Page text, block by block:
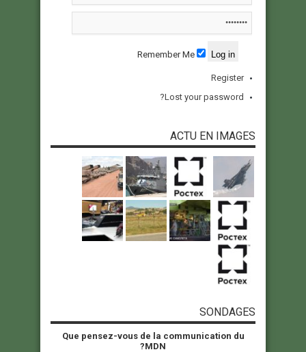
Register
Lost your password?
ACTU EN IMAGES
SONDAGES
Que pensez-vous de la communication du
MDN?